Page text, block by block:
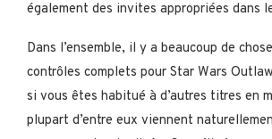
également des invites appropriées dans
Dans l’ensemble, il y a beaucoup de
contrôles complets pour Star Wars
si vous êtes habitué à d’autres titres en
plupart d’entre eux viennent